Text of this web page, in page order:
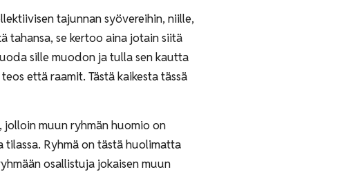
tajunnan syövereihin, niille,
tahansa, se kertoo aina jotain siitä
sille muodon ja tulla sen kautta
että raamit. Tästä kaikesta tässä
jolloin muun ryhmän huomio on
tilassa. Ryhmä on tästä huolimatta
osallistuja jokaisen muun